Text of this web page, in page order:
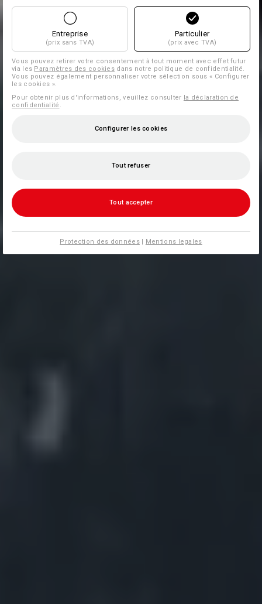
Entreprise
(prix sans TVA)
Particulier
(prix avec TVA)
Vous pouvez retirer votre consentement à tout moment avec effet futur
via les Paramètres des cookies dans notre politique de confidentialité.
Vous pouvez également personnaliser votre sélection sous « Configurer
les cookies ».
Pour obtenir plus d'informations, veuillez consulter la déclaration de
confidentialité
Configurer les cookies
Tout refuser
Tout accepter
Protection des données| Mentions legales